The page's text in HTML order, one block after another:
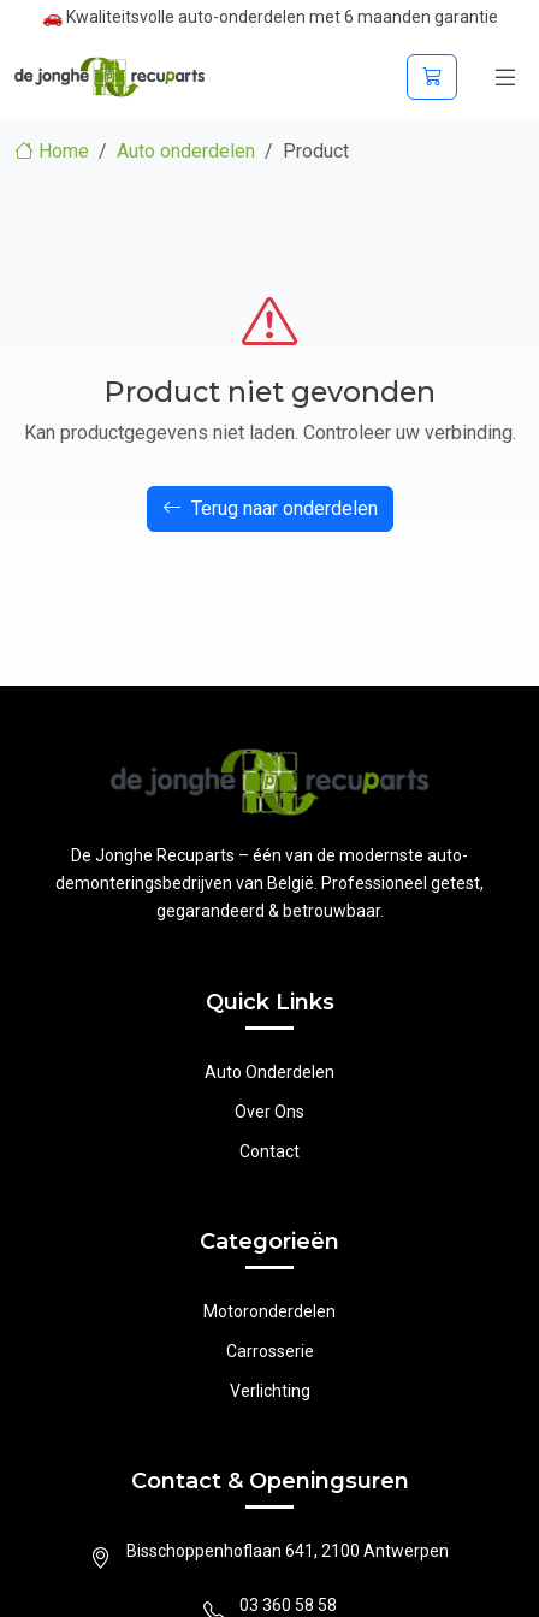
🚗 Kwaliteitsvolle auto-onderdelen met 6 maanden garantie
Home Auto onderdelen Product
Product niet gevonden
Kan productgegevens niet laden. Controleer uw verbinding.
Terug naar onderdelen
De Jonghe Recuparts – één van de modernste auto-
demonteringsbedrijven van België. Professioneel getest,
gegarandeerd & betrouwbaar.
Quick Links
Auto Onderdelen
Over Ons
Contact
Categorieën
Motoronderdelen
Carrosserie
Verlichting
Contact & Openingsuren
Bisschoppenhoflaan 641, 2100 Antwerpen
03 360 58 58